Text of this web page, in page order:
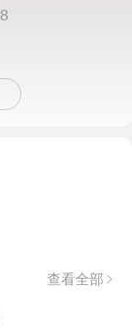
8
查看全部